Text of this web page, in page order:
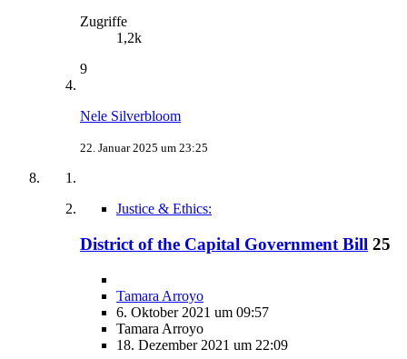
Zugriffe
1,2k
9
Nele Silverbloom
22. Januar 2025 um 23:25
Justice & Ethics:
District of the Capital Government Bill 25
Tamara Arroyo
6. Oktober 2021 um 09:57
Tamara Arroyo
18. Dezember 2021 um 22:09